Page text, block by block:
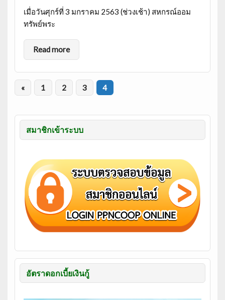
เมื่อวันศุกร์ที่ 3 มกราคม 2563 (ช่วงเช้า) สหกรณ์ออม
ทรัพย์พระ
Read more
« 1 2 3 4
สมาชิกเข้าระบบ
อัตราดอกเบี้ยเงินกู้